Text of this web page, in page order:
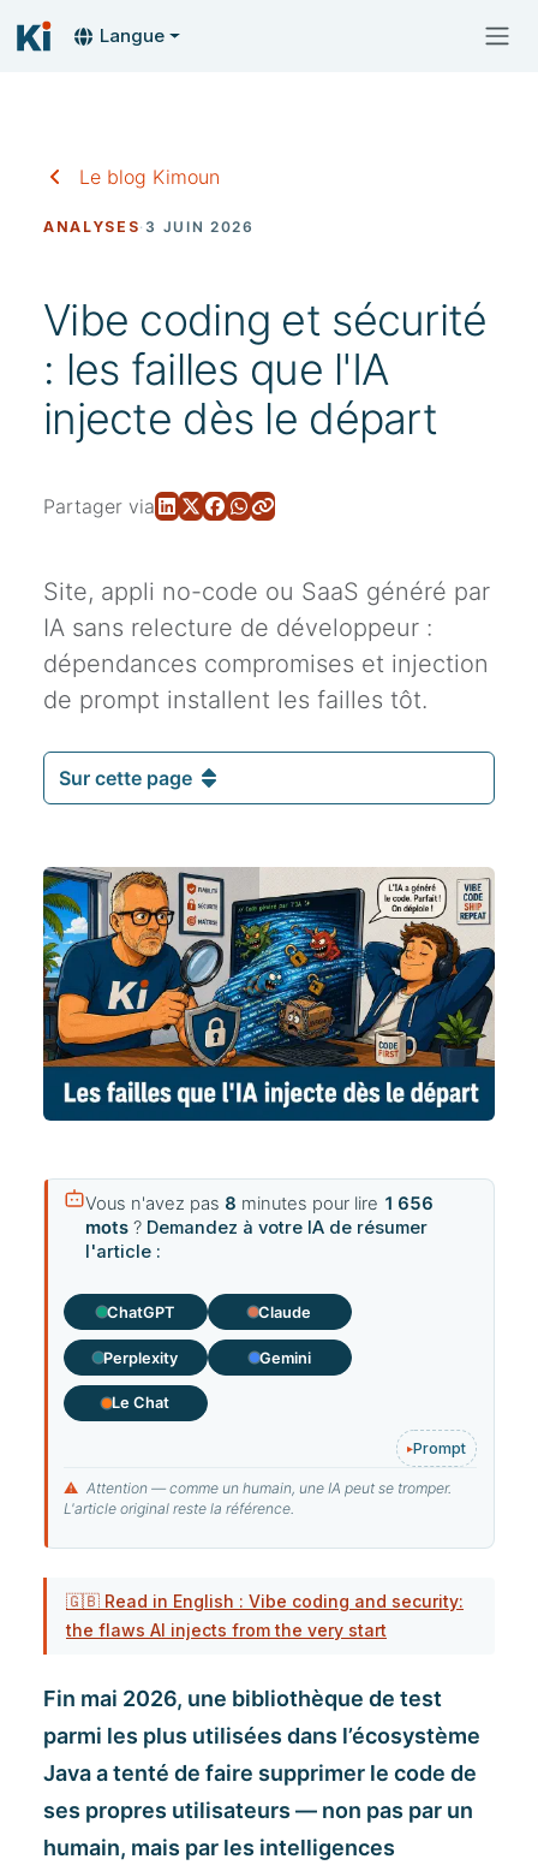
Langue
Le blog Kimoun
ANALYSES· 3 JUIN 2026
Vibe coding et sécurité
: les failles que l'IA
injecte dès le départ
Partager via
Site, appli no-code ou SaaS généré par
IA sans relecture de développeur :
dépendances compromises et injection
de prompt installent les failles tôt.
Sur cette page
Vous n'avez pas 8 minutes pour lire 1 656
mots ? Demandez à votre IA de résumer
l'article :
ChatGPT Claude
Perplexity Gemini
Le Chat
Prompt
⚠ Attention — comme un humain, une IA peut se tromper.
L'article original reste la référence.
🇬🇧 Read in English : Vibe coding and security:
the flaws AI injects from the very start
Fin mai 2026, une bibliothèque de test
parmi les plus utilisées dans l’écosystème
Java a tenté de faire supprimer le code de
ses propres utilisateurs — non pas par un
humain, mais par les intelligences